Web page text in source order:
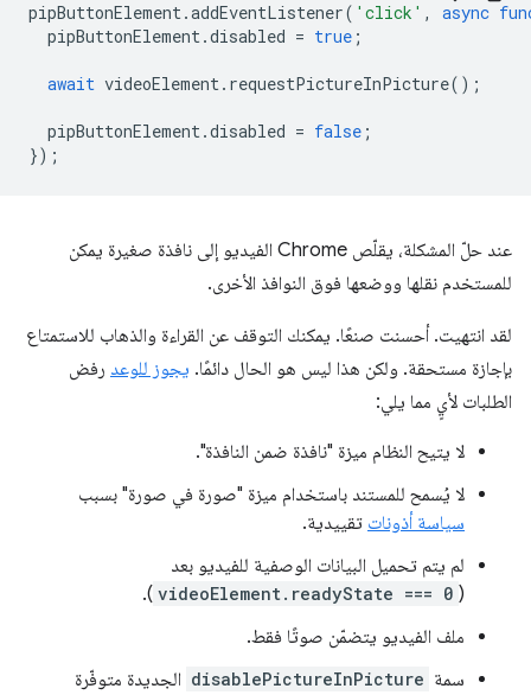
pipButtonElement.addEventListener( 'click' , async
pipButtonElement.disabled = true ;
await videoElement. requestPictureInPicture();
pipButtonElement.disabled = false ;
});
عند حلّ المشكلة، يقلّص Chrome الفيديو إلى نافذة صغيرة يمكن
للمستخدم نقلها ووضعها فوق النوافذ الأخرى.
لقد انتهيت. أحسنت صنعًا. يمكنك التوقف عن القراءة والذهاب للاستمتاع
بإجازة مستحقة. ولكن هذا ليس هو الحال دائمًا. يجوز للوعد رفض
الطلبات لأيٍ مما يلي:
لا يتيح النظام ميزة "نافذة ضمن النافذة".
لا يُسمح للمستند باستخدام ميزة "صورة في صورة" بسبب
سياسة أذونات تقييدية.
لم يتم تحميل البيانات الوصفية للفيديو بعد
(
videoElement.readyState === 0
).
ملف الفيديو يتضمّن صوتًا فقط.
سمة disablePictureInPicture الجديدة متوفّرة